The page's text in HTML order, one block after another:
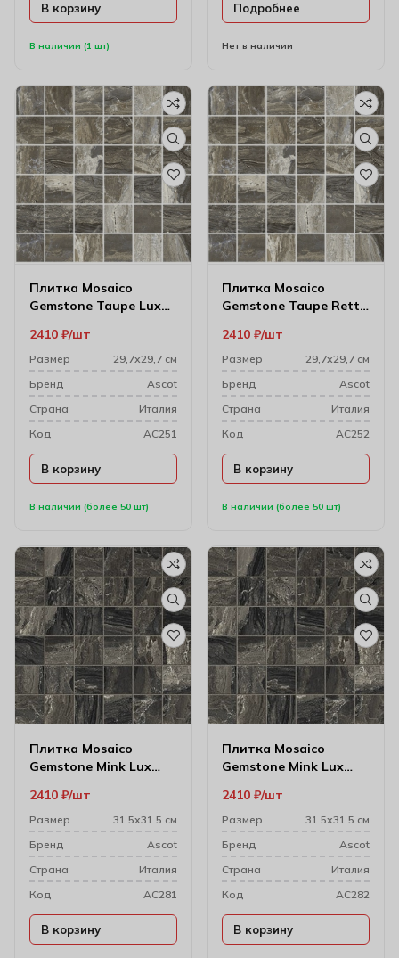
В наличии (1 шт)
В корзину
Нет в наличии
Подробнее
Плитка Mosaico
Gemstone Taupe Lux
В наличии (более 50 шт)
2410 ₽ шт
Размер
29,7х29,7 см
Бренд
Ascot
Cтрана
Италия
Код
AC251
В корзину
Плитка Mosaico
Gemstone Taupe Rett
В наличии (более 50 шт)
2410 ₽ шт
Размер
29,7х29,7 см
Бренд
Ascot
Cтрана
Италия
Код
AC252
В корзину
Плитка Mosaico
Gemstone Mink Lux
2410 ₽ шт
Размер
31.5х31.5 см
Бренд
Ascot
Cтрана
Италия
Код
AC281
В корзину
Плитка Mosaico
Gemstone Mink Lux
(4.7х4.7)
2410 ₽ шт
Размер
31.5х31.5 см
Бренд
Ascot
Cтрана
Италия
Код
AC282
В корзину